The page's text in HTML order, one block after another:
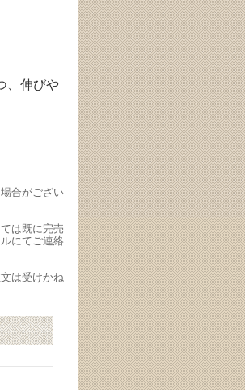
、伸びや
合がござい
は既に完売
にてご連絡
は受けかね